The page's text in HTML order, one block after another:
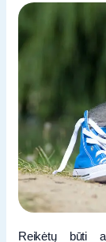
Reikėtų būti